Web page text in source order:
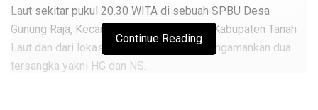
Laut sekitar pukul 20.30 WITA di sebuah SPBU Desa
Gunung Raja, Kecamatan Tambang Ulang, Kabupaten Tanah
Laut dan dari lokasi tersebut, petugas mengamankan dua
tersangka yakni HG dan NS.
Continue Reading